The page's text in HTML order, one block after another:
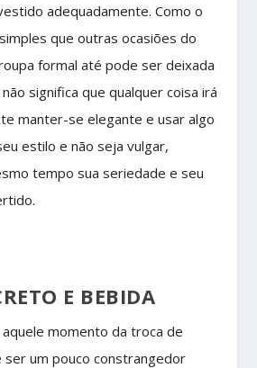
adequadamente. Como o
que outras ocasiões do
formal até pode ser deixada
significa que qualquer coisa irá
manter-se elegante e usar algo
estilo e não seja vulgar,
tempo sua seriedade e seu
E BEBIDA
momento da troca de
ser um pouco constrangedor